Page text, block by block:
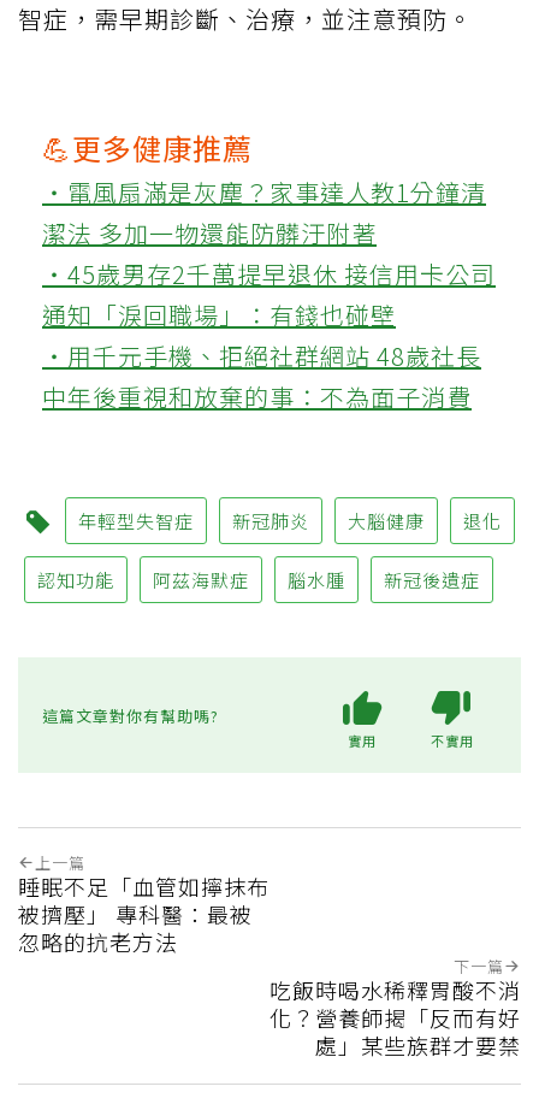
智症，需早期診斷、治療，並注意預防。
💪更多健康推薦
‧電風扇滿是灰塵？家事達人教1分鐘清
潔法 多加一物還能防髒汙附著
‧45歲男存2千萬提早退休 接信用卡公司
通知「淚回職場」：有錢也碰壁
‧用千元手機、拒絕社群網站 48歲社長
中年後重視和放棄的事：不為面子消費
年輕型失智症 新冠肺炎 大腦健康 退化
認知功能 阿茲海默症 腦水腫 新冠後遺症
這篇文章對你有幫助嗎?
實用 不實用
上一篇
睡眠不足「血管如擰抹布
被擠壓」 專科醫：最被
忽略的抗老方法
下一篇
吃飯時喝水稀釋胃酸不消
化？營養師揭「反而有好
處」某些族群才要禁